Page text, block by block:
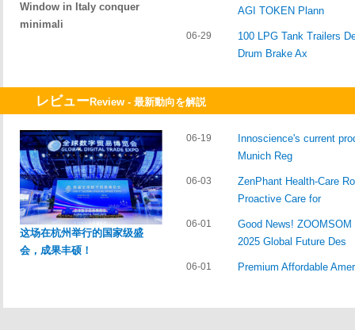
Window in Italy conquer
minimali
AGI TOKEN Plann
06-29
100 LPG Tank Trailers
Drum Brake Ax
レビューReview - 最新動向を解説
这场在杭州举行的国家级盛
会，成果丰硕！
06-19
Innoscience's current
Munich Reg
06-03
ZenPhant Health-Care
Proactive Care for
06-01
Good News!
2025 Global Future Des
06-01 Premium Affordable